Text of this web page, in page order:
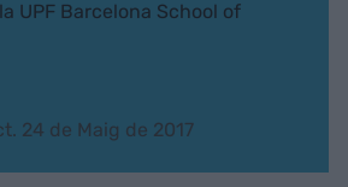
UPF Barcelona School of
24 de Maig de 2017